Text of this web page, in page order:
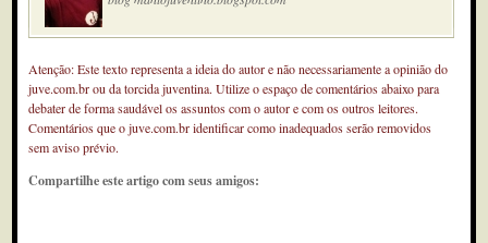
Atenção: Este texto representa a ideia do autor e não necessariamente a opinião do
juve.com.br ou da torcida juventina. Utilize o espaço de comentários abaixo para
debater de forma saudável os assuntos com o autor e com os outros leitores.
Comentários que o juve.com.br identificar como inadequados serão removidos
sem aviso prévio.
Compartilhe este artigo com seus amigos: